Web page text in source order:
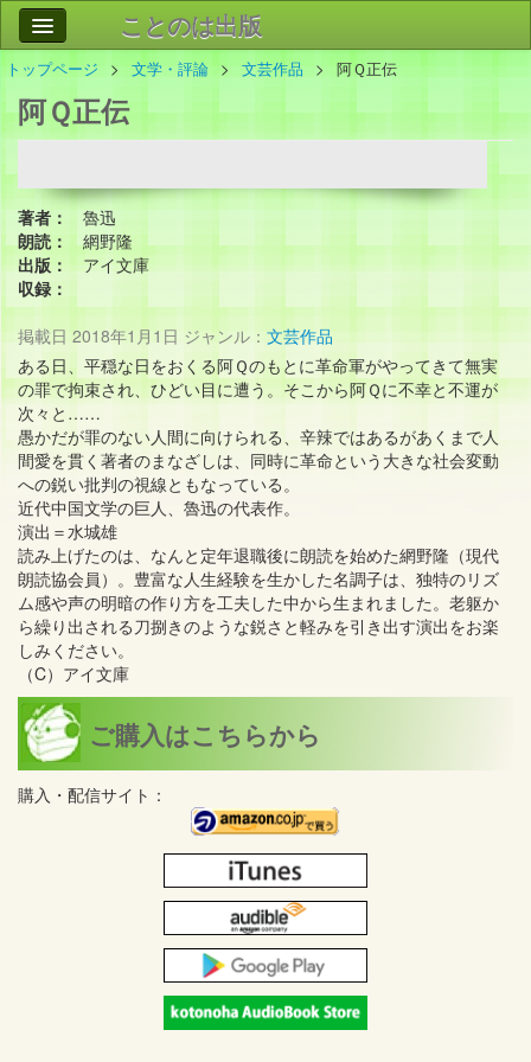
ことのは出版
作品
事業案内
トップページ 文学・評論 文芸作品 阿Ｑ正伝
阿Ｑ正伝
著者：
魯迅
朗読：
網野隆
出版：
アイ文庫
収録：
掲載日 2018年1月1日 ジャンル： 文芸作品
ある日、平穏な日をおくる阿Ｑのもとに革命軍がやってきて無実
の罪で拘束され、ひどい目に遭う。そこから阿Ｑに不幸と不運が
次々と……
愚かだが罪のない人間に向けられる、辛辣ではあるがあくまで人
間愛を貫く著者のまなざしは、同時に革命という大きな社会変動
への鋭い批判の視線ともなっている。
近代中国文学の巨人、魯迅の代表作。
演出＝水城雄
読み上げたのは、なんと定年退職後に朗読を始めた網野隆（現代
朗読協会員）。豊富な人生経験を生かした名調子は、独特のリズ
ム感や声の明暗の作り方を工夫した中から生まれました。老躯か
ら繰り出される刀捌きのような鋭さと軽みを引き出す演出をお楽
しみください。
（C）アイ文庫
ご購入はこちらから
購入・配信サイト：